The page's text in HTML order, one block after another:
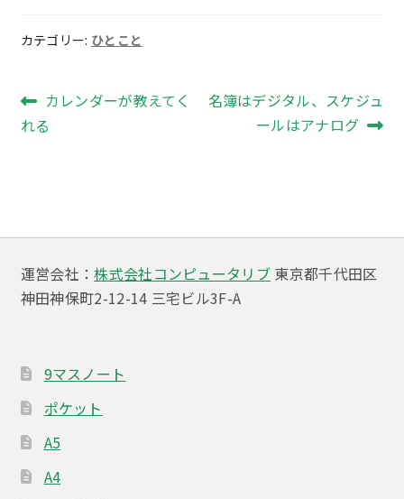
カテゴリー: ひとこと
投
稿
ゲ
ー
シ
ン
前
の
カレンダーが教えてく
れる
次
名簿はデジタル、スケジュ
ールはアナログ
運営会社：株式会社コンピュータリブ 東京都千代田区
神田神保町2-12-14 三宅ビル3F-A
9マスノート
ポケット
A5
A4